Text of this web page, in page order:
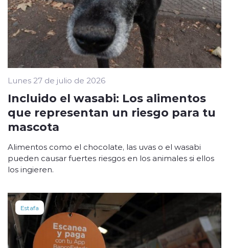
Lunes 27 de julio de 2026
Incluido el wasabi: Los alimentos
que representan un riesgo para tu
mascota
Alimentos como el chocolate, las uvas o el wasabi
pueden causar fuertes riesgos en los animales si ellos
los ingieren.
Estafa